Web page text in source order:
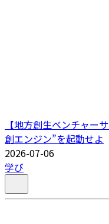
【地方創生ベンチャー
創エンジン”を起動せよ
2026-07-06
学び